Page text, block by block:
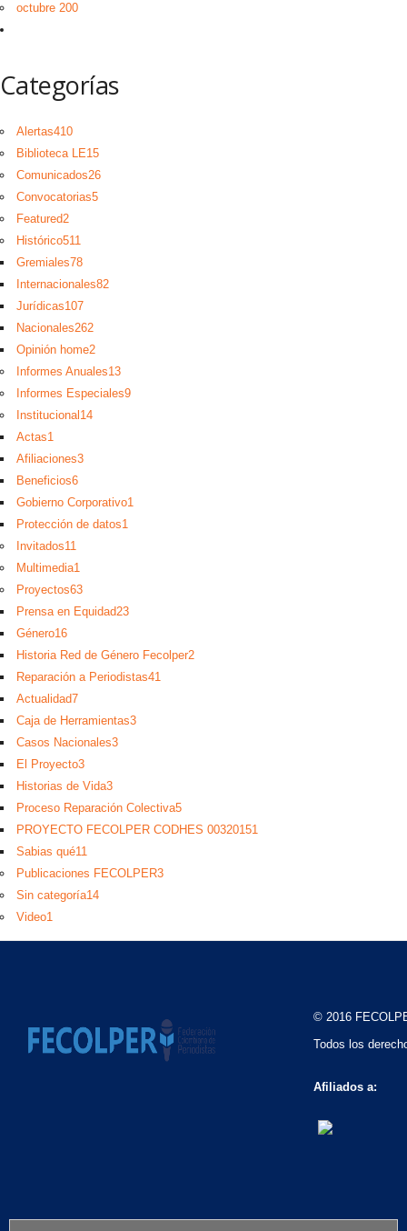
octubre 200
Categorías
Alertas410
Biblioteca LE15
Comunicados26
Convocatorias5
Featured2
Histórico511
Gremiales78
Internacionales82
Jurídicas107
Nacionales262
Opinión home2
Informes Anuales13
Informes Especiales9
Institucional 14
Actas1
Afiliaciones3
Beneficios6
Gobierno Corporativo1
Protección de datos1
Invitados11
Multimedia1
Proyectos63
Prensa en Equidad23
Género16
Historia Red de Género Fecolper2
Reparación a Periodistas41
Actualidad7
Caja de Herramientas3
Casos Nacionales3
El Proyecto3
Historias de Vida3
Proceso Reparación Colectiva5
PROYECTO FECOLPER CODHES 00320151
Sabias qué11
Publicaciones FECOLPER3
Sin categoría14
Video1
© 2016
Todos los
Afiliados a: